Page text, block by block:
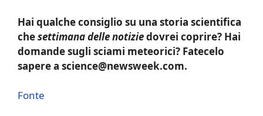
Hai qualche consiglio su una storia scientifica
chesettimana delle notiziedovrei coprire? Hai
domande sugli sciami meteorici? Fatecelo
sapere a science@newsweek.com.
Fonte